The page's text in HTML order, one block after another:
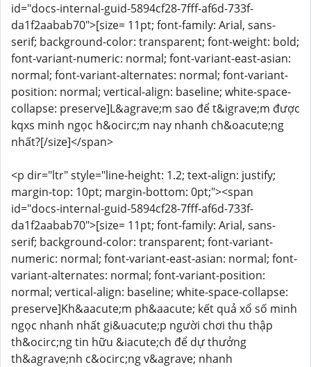
id="docs-internal-guid-5894cf28-7fff-af6d-733f-
da1f2aabab70">[size= 11pt; font-family: Arial, sans-
serif; background-color: transparent; font-weight: bold;
font-variant-numeric: normal; font-variant-east-asian:
normal; font-variant-alternates: normal; font-variant-
position: normal; vertical-align: baseline; white-space-
collapse: preserve]L&agrave;m sao để t&igrave;m được
kqxs minh ngọc h&ocirc;m nay nhanh ch&oacute;ng
nhất?[/size]</span>
<p dir="ltr" style="line-height: 1.2; text-align: justify;
margin-top: 10pt; margin-bottom: 0pt;"><span
id="docs-internal-guid-5894cf28-7fff-af6d-733f-
da1f2aabab70">[size= 11pt; font-family: Arial, sans-
serif; background-color: transparent; font-variant-
numeric: normal; font-variant-east-asian: normal; font-
variant-alternates: normal; font-variant-position:
normal; vertical-align: baseline; white-space-collapse:
preserve]Kh&aacute;m ph&aacute; kết quả xổ số minh
ngọc nhanh nhất gi&uacute;p người chơi thu thập
th&ocirc;ng tin hữu &iacute;ch để dự thưởng
th&agrave;nh c&ocirc;ng v&agrave; nhanh